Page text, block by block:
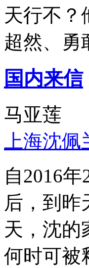
天行不？
超然、勇
国内来信
马亚莲
上海沈
自2016
后，到昨
天，沈的
何时可被